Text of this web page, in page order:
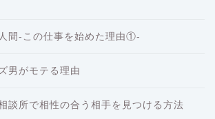
間-この仕事を始めた理由①-
男がモテる理由
談所で相性の合う相手を見つける方法